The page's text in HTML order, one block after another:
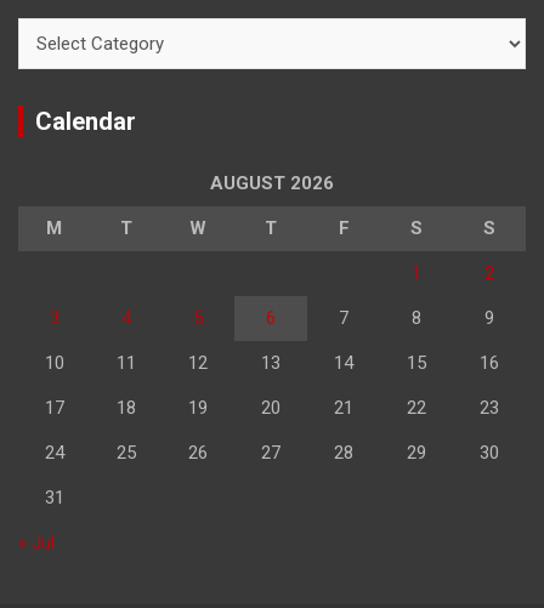
Calendar
AUGUST 2026
M T W T F S S
1 2
3 4 5 6 7 8 9
10 11 12 13 14 15 16
17 18 19 20 21 22 23
24 25 26 27 28 29 30
31
« Jul